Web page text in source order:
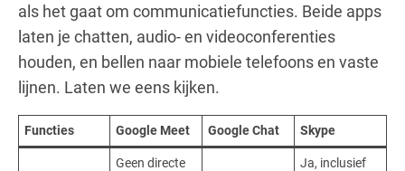
als het gaat om communicatiefuncties. Beide apps
laten je chatten, audio- en videoconferenties
houden, en bellen naar mobiele telefoons en vaste
lijnen. Laten we eens kijken.
Functies Google Meet Google Chat Skype
Geen directe
Ja, inclusief